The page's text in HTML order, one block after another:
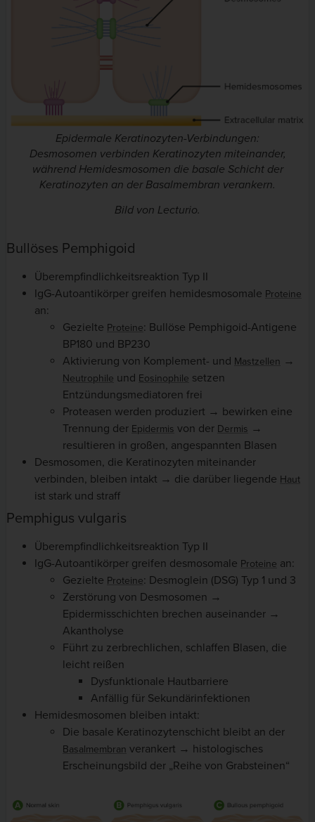
Epidermale Keratinozyten-Verbindungen:
Desmosomen verbinden Keratinozyten miteinander,
während Hemidesmosomen die basale Schicht der
Keratinozyten an der Basalmembran verankern.
Bild von Lecturio.
Bullöses Pemphigoid
Überempfindlichkeitsreaktion Typ II
IgG-Autoantikörper greifen hemidesmosomale Proteine
an:
Gezielte Proteine: Bullöse Pemphigoid-Antigene
BP180 und BP230
Aktivierung von Komplement- und Mastzellen →
Neutrophile und Eosinophile setzen
Entzündungsmediatoren frei
Proteasen werden produziert → bewirken eine
Trennung der Epidermis von der Dermis →
resultieren in großen, angespannten Blasen
Desmosomen, die Keratinozyten miteinander
verbinden, bleiben intakt → die darüber liegende Haut
ist stark und straff
Pemphigus vulgaris
Überempfindlichkeitsreaktion Typ II
IgG-Autoantikörper greifen desmosomale Proteine an:
Gezielte Proteine: Desmoglein (DSG) Typ 1 und 3
Zerstörung von Desmosomen →
Epidermisschichten brechen auseinander →
Akantholyse
Führt zu zerbrechlichen, schlaffen Blasen, die
leicht reißen
Dysfunktionale Hautbarriere
Anfällig für Sekundärinfektionen
Hemidesmosomen bleiben intakt:
Die basale Keratinozytenschicht bleibt an der
Basalmembran verankert → histologisches
Erscheinungsbild der „Reihe von Grabsteinen“